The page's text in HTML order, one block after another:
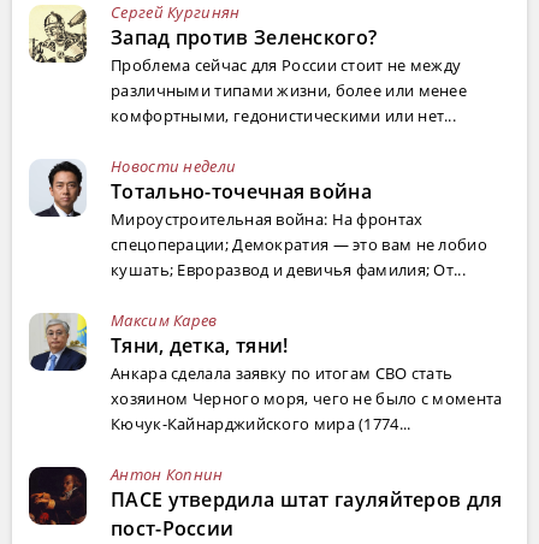
Сергей Кургинян
Запад против Зеленского?
Проблема сейчас для России стоит не между
различными типами жизни, более или менее
комфортными, гедонистическими или нет...
Новости недели
Тотально-точечная война
Мироустроительная война: На фронтах
спецоперации; Демократия — это вам не лобио
кушать; Евроразвод и девичья фамилия; От...
Максим Карев
Тяни, детка, тяни!
Анкара сделала заявку по итогам СВО стать
хозяином Черного моря, чего не было с момента
Кючук-Кайнарджийского мира (1774...
Антон Копнин
ПАСЕ утвердила штат гауляйтеров для
пост-России